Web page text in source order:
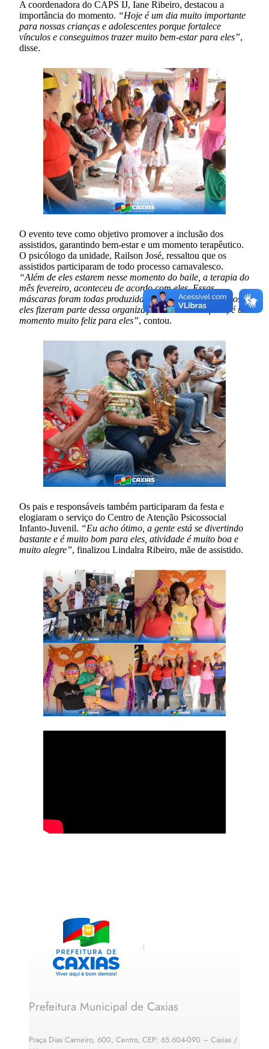
A coordenadora do CAPS IJ, Iane Ribeiro, destacou a
importância do momento. “Hoje é um dia muito importante
para nossas crianças e adolescentes porque fortalece
vínculos e conseguimos trazer muito bem-estar para eles”,
disse.
O evento teve como objetivo promover a inclusão dos
assistidos, garantindo bem-estar e um momento terapêutico.
O psicólogo da unidade, Railson José, ressaltou que os
assistidos participaram de todo processo carnavalesco.
“Além de eles estarem nesse momento do baile, a terapia do
mês fevereiro, aconteceu de acordo com eles. Essas
máscaras foram todas produzidas por eles, esses desenhos,
eles fizeram parte dessa organização. Ao trazer a festa, é um
momento muito feliz para eles”, contou.
Os pais e responsáveis também participaram da festa e
elogiaram o serviço do Centro de Atenção Psicossocial
Infanto-Juvenil. “Eu acho ótimo, a gente está se divertindo
bastante e é muito bom para eles, atividade é muito boa e
muito alegre”, finalizou Lindalra Ribeiro, mãe de assistido.
Prefeitura Municipal de Caxias
Praça Dias Carneiro, 600, Centro, CEP: 65.604-090 – Caxias /